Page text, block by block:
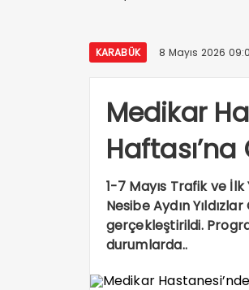
KARABÜK 8 Mayıs 2026
Medikar
1-7 Mayıs Trafik ve
Nesibe Aydın
gerçekleştirildi.
durumlarda..